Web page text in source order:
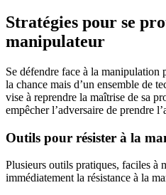
Stratégies pour se
manipulateur
Se défendre face à la manipulation
la chance mais d’un ensemble de
vise à reprendre la maîtrise de sa
empêcher l’adversaire de prendre
Outils pour résister à la
Plusieurs outils pratiques, faciles à
immédiatement la résistance à la